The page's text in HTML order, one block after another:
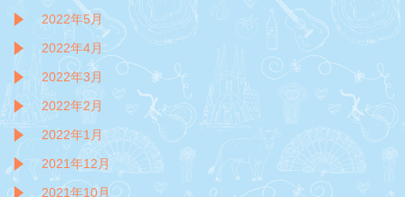
2022年5月
2022年4月
2022年3月
2022年2月
2022年1月
2021年12月
2021年10月